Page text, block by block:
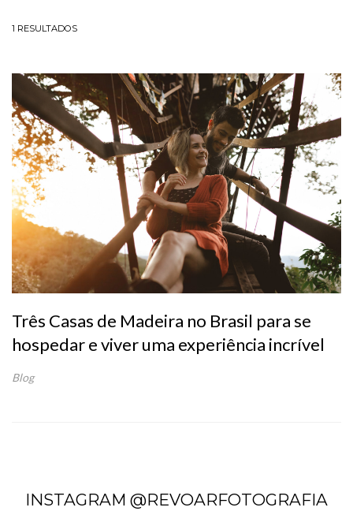
1 RESULTADOS
Três Casas de Madeira no Brasil para se
hospedar e viver uma experiência incrível
Blog
INSTAGRAM @REVOARFOTOGRAFIA